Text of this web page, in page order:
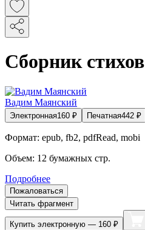
Сборник стихов
Вадим Маянский
Электронная160 ₽ Печатная442 ₽
Формат: epub, fb2, pdfRead, mobi
Объем: 12 бумажных стр.
Подробнее
Пожаловаться
Читать фрагмент
Купить электронную — 160 ₽